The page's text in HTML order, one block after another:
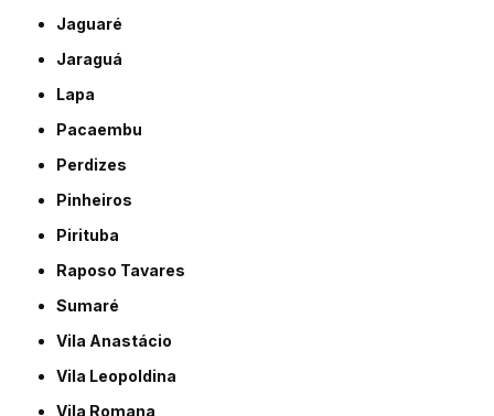
Jaguaré
Jaraguá
Lapa
Pacaembu
Perdizes
Pinheiros
Pirituba
Raposo Tavares
Sumaré
Vila Anastácio
Vila Leopoldina
Vila Romana